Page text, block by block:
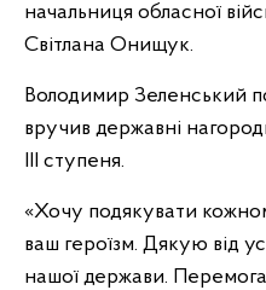
начальниця обласної
Світлана Онищук.
Володимир Зеленський
вручив державні
IIІ ступеня.
«Хочу подякувати
ваш героїзм. Дякую від
нашої держави.